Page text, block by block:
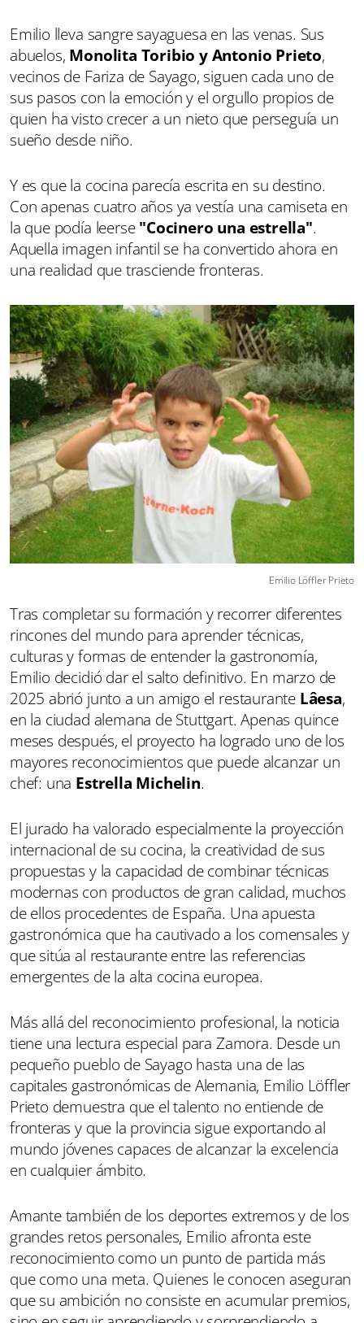
Emilio lleva sangre sayaguesa en las venas. Sus
abuelos, Monolita Toribio y Antonio Prieto,
vecinos de Fariza de Sayago, siguen cada uno de
sus pasos con la emoción y el orgullo propios de
quien ha visto crecer a un nieto que perseguía un
sueño desde niño.
Y es que la cocina parecía escrita en su destino.
Con apenas cuatro años ya vestía una camiseta en
la que podía leerse"Cocinero una estrella".
Aquella imagen infantil se ha convertido ahora en
una realidad que trasciende fronteras.
Emilio Löffler Prieto
Tras completar su formación y recorrer diferentes
rincones del mundo para aprender técnicas,
culturas y formas de entender la gastronomía,
Emilio decidió dar el salto definitivo. En marzo de
2025 abrió junto a un amigo el restaurante Lâesa,
en la ciudad alemana de Stuttgart. Apenas quince
meses después, el proyecto ha logrado uno de los
mayores reconocimientos que puede alcanzar un
chef: una Estrella Michelin.
El jurado ha valorado especialmente la proyección
internacional de su cocina, la creatividad de sus
propuestas y la capacidad de combinar técnicas
modernas con productos de gran calidad, muchos
de ellos procedentes de España. Una apuesta
gastronómica que ha cautivado a los comensales y
que sitúa al restaurante entre las referencias
emergentes de la alta cocina europea.
Más allá del reconocimiento profesional, la noticia
tiene una lectura especial para Zamora. Desde un
pequeño pueblo de Sayago hasta una de las
capitales gastronómicas de Alemania, Emilio Löffler
Prieto demuestra que el talento no entiende de
fronteras y que la provincia sigue exportando al
mundo jóvenes capaces de alcanzar la excelencia
en cualquier ámbito.
Amante también de los deportes extremos y de los
grandes retos personales, Emilio afronta este
reconocimiento como un punto de partida más
que como una meta. Quienes le conocen aseguran
que su ambición no consiste en acumular premios,